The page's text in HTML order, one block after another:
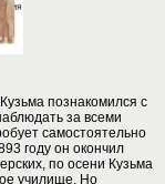
познакомился с
за всеми
самостоятельно
году он окончил
по осени Кузьма
училище. Но